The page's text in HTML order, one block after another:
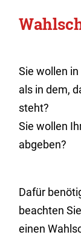
Sie wollen
als in dem,
steht?
Sie wollen
abgeben?
Dafür
beachten
einen